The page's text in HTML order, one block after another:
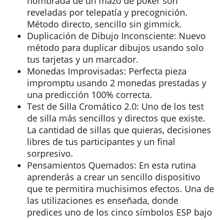
reveladas por telepatía y precognición.
Método directo, sencillo sin gimmick.
Duplicación de Dibujo Inconsciente: Nuevo
método para duplicar dibujos usando solo
tus tarjetas y un marcador.
Monedas Improvisadas: Perfecta pieza
impromptu usando 2 monedas prestadas y
una predicción 100% correcta.
Test de Silla Cromático 2.0: Uno de los test
de silla más sencillos y directos que existe.
La cantidad de sillas que quieras, decisiones
libres de tus participantes y un final
sorpresivo.
Pensamientos Quemados: En esta rutina
aprenderás a crear un sencillo dispositivo
que te permitira muchisimos efectos. Una de
las utilizaciones es enseñada, donde
predices uno de los cinco símbolos ESP bajo